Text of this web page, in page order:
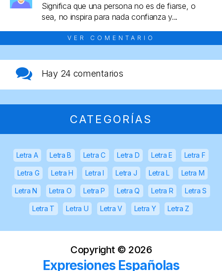
Significa que una persona no es de fiarse, o
sea, no inspira para nada confianza y...
VER COMENTARIO
Hay 24 comentarios
CATEGORÍAS
Letra A Letra B Letra C Letra D Letra E Letra F
Letra G Letra H Letra I Letra J Letra L Letra M
Letra N Letra O Letra P Letra Q Letra R Letra S
Letra T Letra U Letra V Letra Y Letra Z
Copyright © 2026
Expresiones Españolas